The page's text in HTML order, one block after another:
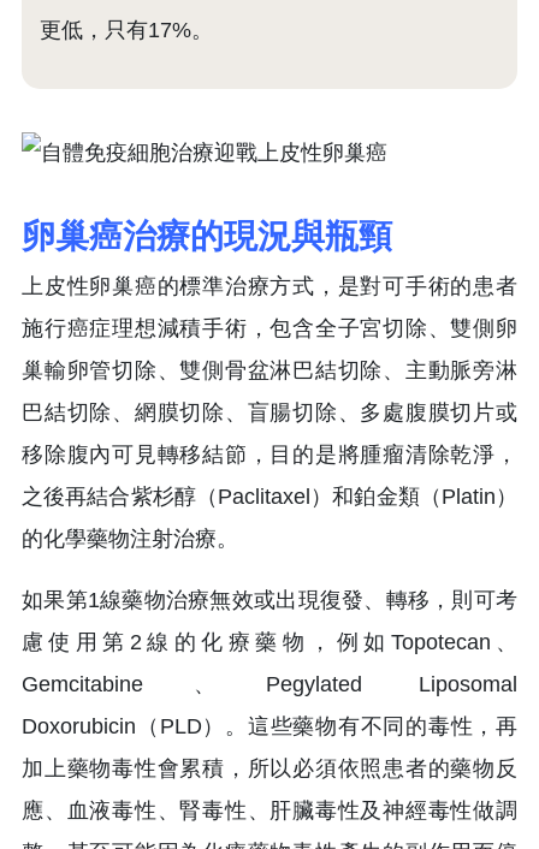
更低，只有17%。
卵巢癌治療的現況與瓶頸
上皮性卵巢癌的標準治療方式，是對可手術的患者
施行癌症理想減積手術，包含全子宮切除、雙側卵
巢輸卵管切除、雙側骨盆淋巴結切除、主動脈旁淋
巴結切除、網膜切除、盲腸切除、多處腹膜切片或
移除腹內可見轉移結節，目的是將腫瘤清除乾淨，
之後再結合紫杉醇（Paclitaxel）和鉑金類（Platin）
的化學藥物注射治療。
如果第1線藥物治療無效或出現復發、轉移，則可考
慮使用第2線的化療藥物，例如Topotecan、
Gemcitabine、Pegylated Liposomal
Doxorubicin（PLD）。這些藥物有不同的毒性，再
加上藥物毒性會累積，所以必須依照患者的藥物反
應、血液毒性、腎毒性、肝臟毒性及神經毒性做調